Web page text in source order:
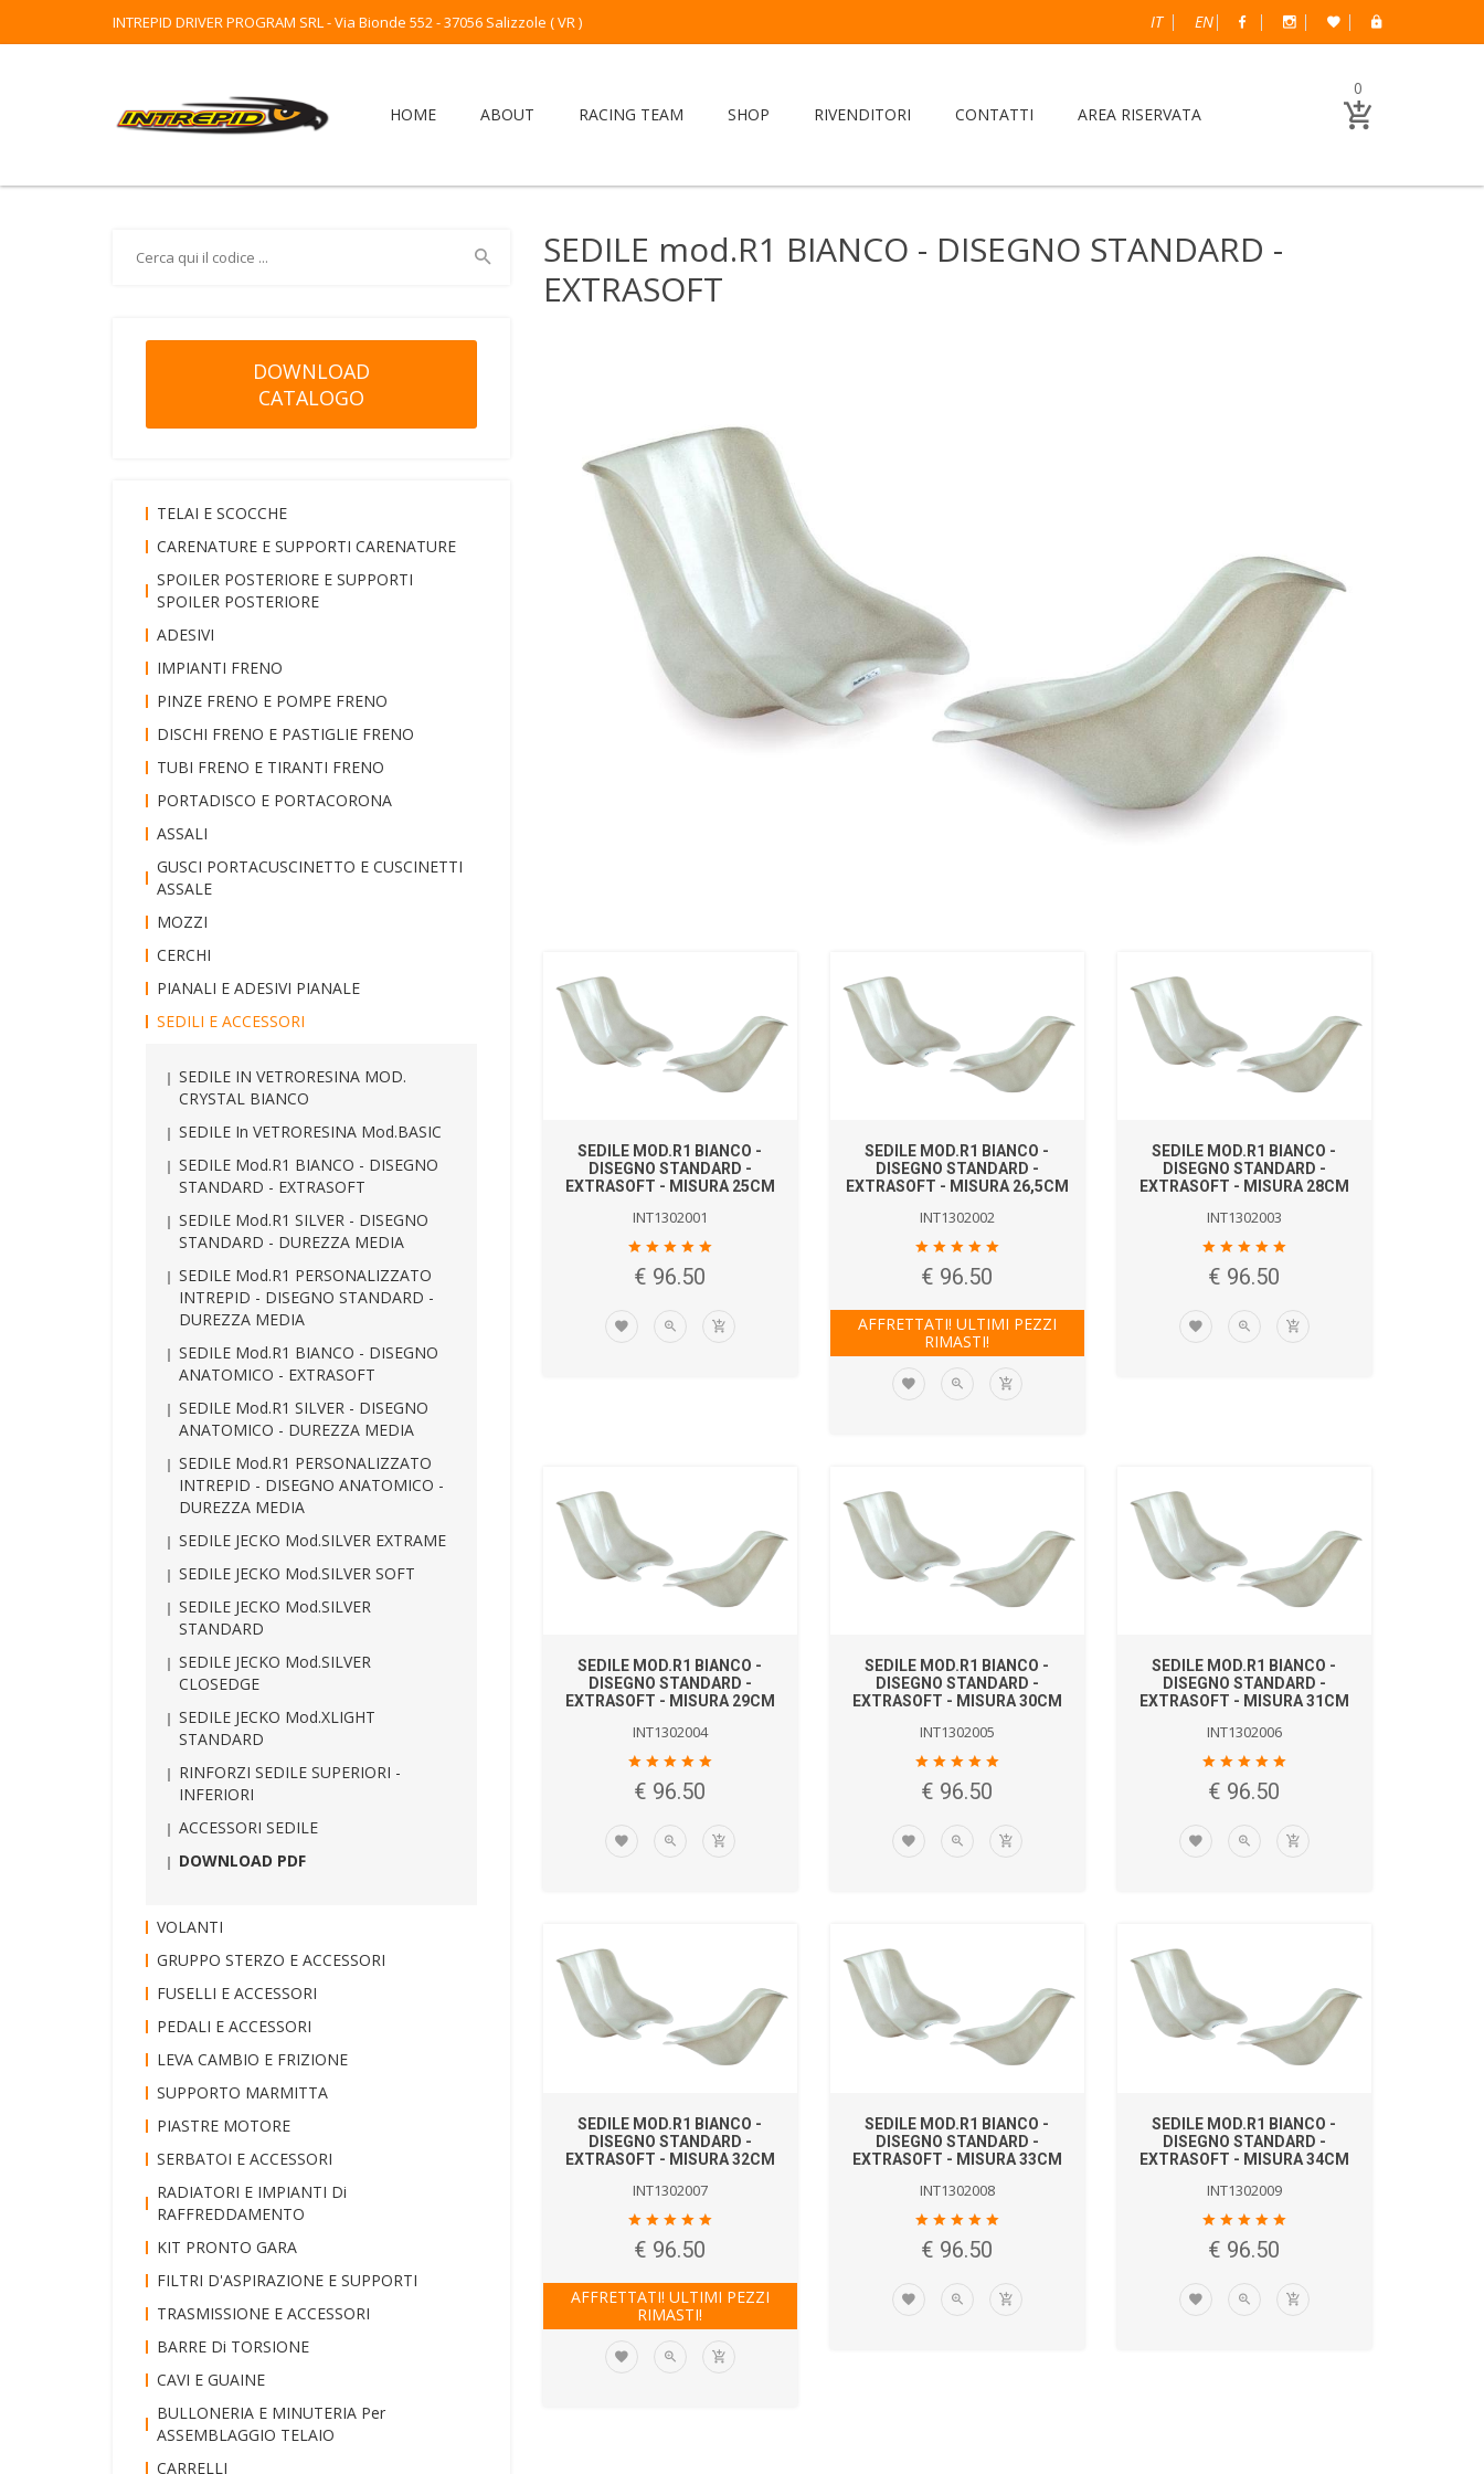
INTREPID DRIVER PROGRAM SRL - Via Bionde 552 - 37056 Salizzole ( VR ) IT EN
HOME ABOUT RACING TEAM SHOP RIVENDITORI CONTATTI AREA RISERVATA
0
SEDILE mod.R1 BIANCO - DISEGNO STANDARD -
EXTRASOFT
SEDILE MOD.R1 BIANCO -
DISEGNO STANDARD -
EXTRASOFT - MISURA 25CM
INT1302001
€ 96.50
SEDILE MOD.R1 BIANCO -
DISEGNO STANDARD -
EXTRASOFT - MISURA 26,5CM
INT1302002
€ 96.50
AFFRETTATI! ULTIMI PEZZI
RIMASTI!
SEDILE MOD.R1 BIANCO -
DISEGNO STANDARD -
EXTRASOFT - MISURA 28CM
INT1302003
€ 96.50
SEDILE MOD.R1 BIANCO -
DISEGNO STANDARD -
EXTRASOFT - MISURA 29CM
INT1302004
€ 96.50
SEDILE MOD.R1 BIANCO -
DISEGNO STANDARD -
EXTRASOFT - MISURA 30CM
INT1302005
€ 96.50
SEDILE MOD.R1 BIANCO -
DISEGNO STANDARD -
EXTRASOFT - MISURA 31CM
INT1302006
€ 96.50
SEDILE MOD.R1 BIANCO -
DISEGNO STANDARD -
EXTRASOFT - MISURA 32CM
INT1302007
€ 96.50
AFFRETTATI! ULTIMI PEZZI
RIMASTI!
SEDILE MOD.R1 BIANCO -
DISEGNO STANDARD -
EXTRASOFT - MISURA 33CM
INT1302008
€ 96.50
SEDILE MOD.R1 BIANCO -
DISEGNO STANDARD -
EXTRASOFT - MISURA 34CM
INT1302009
€ 96.50
DOWNLOAD
CATALOGO
TELAI E SCOCCHE
CARENATURE E SUPPORTI CARENATURE
SPOILER POSTERIORE E SUPPORTI
SPOILER POSTERIORE
ADESIVI
IMPIANTI FRENO
PINZE FRENO E POMPE FRENO
DISCHI FRENO E PASTIGLIE FRENO
TUBI FRENO E TIRANTI FRENO
PORTADISCO E PORTACORONA
ASSALI
GUSCI PORTACUSCINETTO E CUSCINETTI
ASSALE
MOZZI
CERCHI
PIANALI E ADESIVI PIANALE
SEDILI E ACCESSORI
SEDILE IN VETRORESINA MOD.
CRYSTAL BIANCO
SEDILE In VETRORESINA Mod.BASIC
SEDILE Mod.R1 BIANCO - DISEGNO
STANDARD - EXTRASOFT
SEDILE Mod.R1 SILVER - DISEGNO
STANDARD - DUREZZA MEDIA
SEDILE Mod.R1 PERSONALIZZATO
INTREPID - DISEGNO STANDARD -
DUREZZA MEDIA
SEDILE Mod.R1 BIANCO - DISEGNO
ANATOMICO - EXTRASOFT
SEDILE Mod.R1 SILVER - DISEGNO
ANATOMICO - DUREZZA MEDIA
SEDILE Mod.R1 PERSONALIZZATO
INTREPID - DISEGNO ANATOMICO -
DUREZZA MEDIA
SEDILE JECKO Mod.SILVER EXTRAME
SEDILE JECKO Mod.SILVER SOFT
SEDILE JECKO Mod.SILVER
STANDARD
SEDILE JECKO Mod.SILVER
CLOSEDGE
SEDILE JECKO Mod.XLIGHT
STANDARD
RINFORZI SEDILE SUPERIORI -
INFERIORI
ACCESSORI SEDILE
DOWNLOAD PDF
VOLANTI
GRUPPO STERZO E ACCESSORI
FUSELLI E ACCESSORI
PEDALI E ACCESSORI
LEVA CAMBIO E FRIZIONE
SUPPORTO MARMITTA
PIASTRE MOTORE
SERBATOI E ACCESSORI
RADIATORI E IMPIANTI Di
RAFFREDDAMENTO
KIT PRONTO GARA
FILTRI D'ASPIRAZIONE E SUPPORTI
TRASMISSIONE E ACCESSORI
BARRE Di TORSIONE
CAVI E GUAINE
BULLONERIA E MINUTERIA Per
ASSEMBLAGGIO TELAIO
CARRELLI